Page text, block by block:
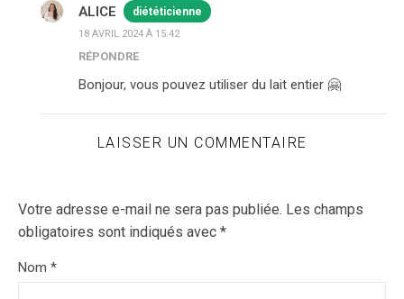
ALICE diététicienne
18 AVRIL 2024 À 15:42
RÉPONDRE
Bonjour, vous pouvez utiliser du lait entier 🤗
LAISSER UN COMMENTAIRE
Votre adresse e-mail ne sera pas publiée. Les champs
obligatoires sont indiqués avec *
Nom *